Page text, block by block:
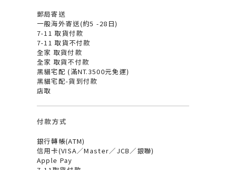
郵局寄送
一般海外寄送(約5 -28日)
7-11 取貨付款
7-11 取貨不付款
全家 取貨付款
全家 取貨不付款
黑貓宅配 (滿NT.3500元免運)
黑貓宅配-貨到付款
店取
付款方式
銀行轉帳(ATM)
信用卡(VISA／Master／JCB／銀聯)
Apple Pay